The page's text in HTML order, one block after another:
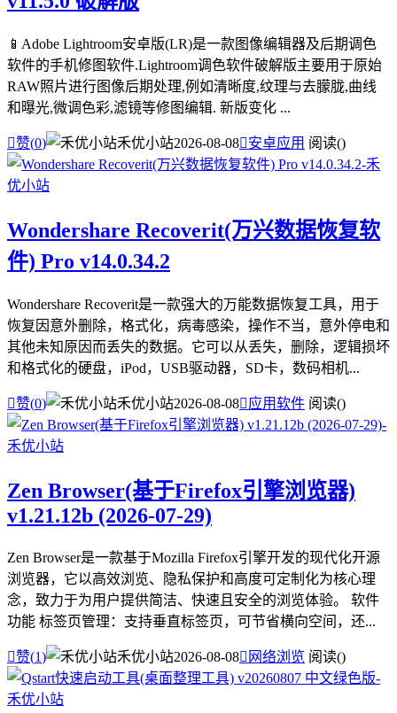
📱Adobe Lightroom安卓版(LR)是一款图像编辑器及后期调色
软件的手机修图软件.Lightroom调色软件破解版主要用于原始
RAW照片进行图像后期处理,例如清晰度,纹理与去朦胧,曲线
和曝光,微调色彩,滤镜等修图编辑. 新版变化 ...
赞(0) 禾优小站2026-08-08安卓应用 阅读()
Wondershare Recoverit(万兴数据恢复软
件) Pro v14.0.34.2
Wondershare Recoverit是一款强大的万能数据恢复工具，用于
恢复因意外删除，格式化，病毒感染，操作不当，意外停电和
其他未知原因而丢失的数据。它可以从丢失，删除，逻辑损坏
和格式化的硬盘，iPod，USB驱动器，SD卡，数码相机...
赞(0) 禾优小站2026-08-08应用软件 阅读()
Zen Browser(基于Firefox引擎浏览器)
v1.21.12b (2026-07-29)
Zen Browser是一款基于Mozilla Firefox引擎开发的现代化开源
浏览器，它以高效浏览、隐私保护和高度可定制化为核心理
念，致力于为用户提供简洁、快速且安全的浏览体验。 软件
功能 标签页管理：支持垂直标签页，可节省横向空间，还...
赞(1) 禾优小站2026-08-08 网络浏览 阅读()